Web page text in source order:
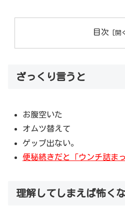
目次
ざっくり言うと
お腹空いた
オムツ替えて
ゲップ出ない。
便秘続きだと「ウンチ詰ま
理解してしまえば怖くな